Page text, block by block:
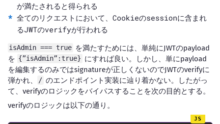
が満たされると得られる
全てのリクエストにおいて、Cookieのsessionに含まれ
るJWTのverifyが行われる
isAdmin === true を満たすためには、単純にJWTのpayload
を {”isAdmin”:true} にすれば良い。しかし、単にpayload
を編集するのみではsignatureが正しくないのでJWTのverifyに
弾かれ、
/ のエンドポイント実装に辿り着かない。したがっ
て、verifyのロジックをバイパスすることを次の目的とする。
verifyのロジックは以下の通り。